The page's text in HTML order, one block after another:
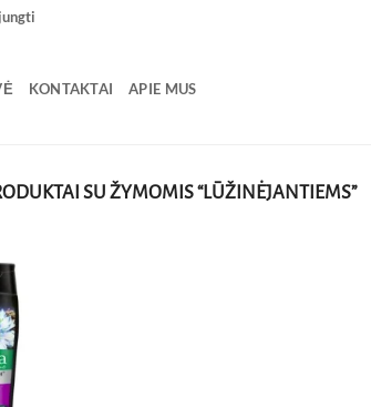
KONTAKTAI APIE MUS
SU ŽYMOMIS “LŪŽINĖJANTIEMS”